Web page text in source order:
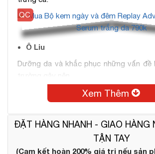
Ô Liu
Dưỡng da và khắc phục những vấn đề
trường gây nên.
Bạc hà
Sáng da và ngăn ngừa mụn.
Xem Thêm
ĐẶT HÀNG NHANH - GIAO HÀNG
TẬN TAY
(Cam kết hoàn 200% giá trị nếu sản